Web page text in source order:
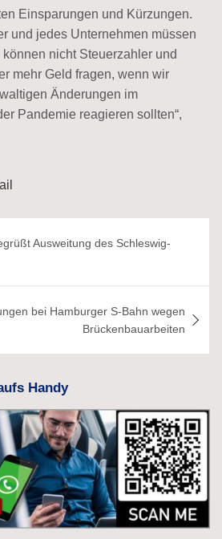
Einsparungen und Kürzungen.
und jedes Unternehmen müssen
nicht Steuerzahler und
mehr Geld fragen, wenn wir
Änderungen im
Pandemie reagieren sollten“,
Ausweitung des Schleswig-
bei Hamburger S-Bahn wegen
Brückenbauarbeiten
Handy